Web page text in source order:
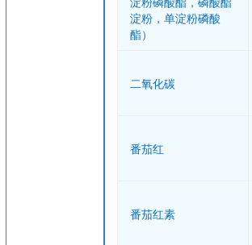
淀粉，单淀粉磷酸
酯）
二氧化碳
番茄红
番茄红素